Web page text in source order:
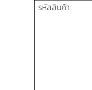
รหัสสินค้า